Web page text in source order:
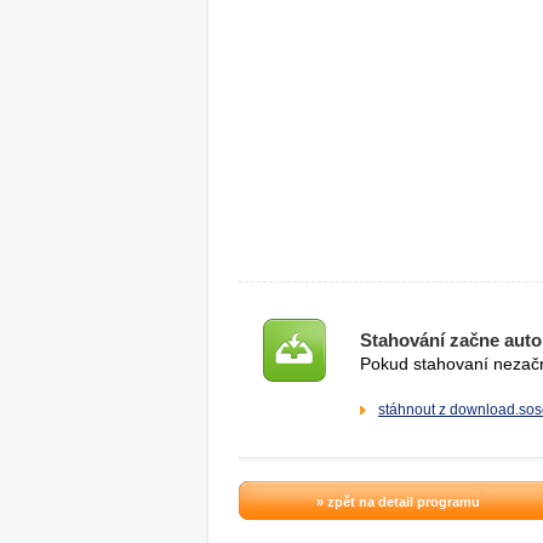
Stahování začne
Pokud stahovaní
stáhnout z
» zpět na detail programu